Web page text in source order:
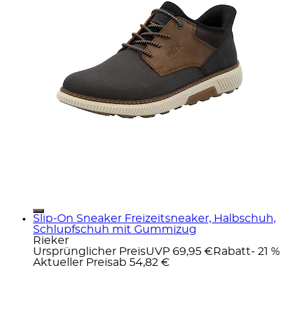
Slip-On Sneaker Freizeitsneaker, Halbschuh,
Schlupfschuh mit Gummizug
Rieker
Ursprünglicher PreisUVP 69,95 € Rabatt- 21 %
Aktueller Preisab 54,82 €